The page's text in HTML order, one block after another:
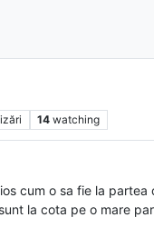
14 watching
cum o sa fie la
la cota pe o mare